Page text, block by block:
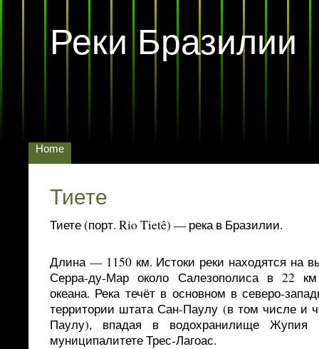
Реки Бразилии
Home
Тиете
Тиете (порт. Rio Tietê) — река в Бразилии.
Длина — 1150 км. Истоки реки находятся на
Серра-ду-Мар около Салезополиса в 22 км
океана. Река течёт в основном в северо-
территории штата Сан-Паулу (в том числе и
Паулу), впадая в водохранилище
муниципалитете Трес-Лагоас.